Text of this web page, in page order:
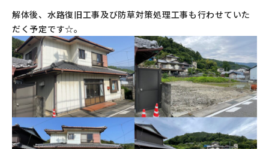
解体後、水路復旧工事及び防草対策処理工事も行わせていた
だく予定です☆。